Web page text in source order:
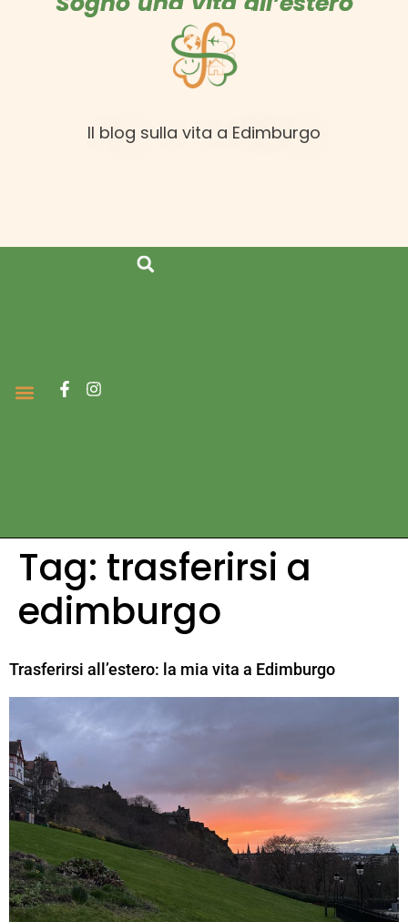
Il blog sulla vita a Edimburgo
Tag: trasferirsi a
edimburgo
Trasferirsi all’estero: la mia vita a Edimburgo